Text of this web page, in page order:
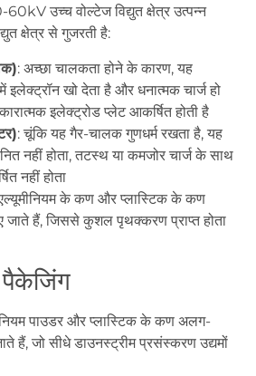
उच्च वोल्टेज विद्युत क्षेत्र उत्पन्न
क्षेत्र से गुजरती है:
: अच्छा चालकता होने के कारण, यह
इलेक्ट्रॉन खो देता है और धनात्मक चार्ज हो
इलेक्ट्रोड प्लेट आकर्षित होती है
: चूंकि यह गैर-चालक गुणधर्म रखता है, यह
नहीं होता, तटस्थ या कमजोर चार्ज के साथ
नहीं होता
एल्यूमीनियम के कण और प्लास्टिक के कण
हैं, जिससे कुशल पृथक्करण प्राप्त होता
पाउडर और प्लास्टिक के कण अलग-
हैं, जो सीधे डाउनस्ट्रीम प्रसंस्करण उद्यमों